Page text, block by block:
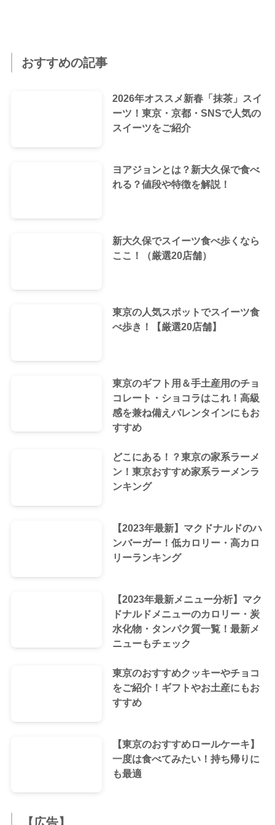
おすすめの記事
2026年オススメ新春「抹茶」スイ
ーツ！東京・京都・SNSで人気の
スイーツをご紹介
ヨアジョンとは？新大久保で食べ
れる？値段や特徴を解説！
新大久保でスイーツ食べ歩くなら
ここ！（厳選20店舗）
東京の人気スポットでスイーツ食
べ歩き！【厳選20店舗】
東京のギフト用＆手土産用のチョ
コレート・ショコラはこれ！高級
感を兼ね備えバレンタインにもお
すすめ
どこにある！？東京の家系ラーメ
ン！東京おすすめ家系ラーメンラ
ンキング
【2023年最新】マクドナルドのハ
ンバーガー！低カロリー・高カロ
リーランキング
【2023年最新メニュー分析】マク
ドナルドメニューのカロリー・炭
水化物・タンパク質一覧！最新メ
ニューもチェック
東京のおすすめクッキーやチョコ
をご紹介！ギフトやお土産にもお
すすめ
【東京のおすすめロールケーキ】
一度は食べてみたい！持ち帰りに
も最適